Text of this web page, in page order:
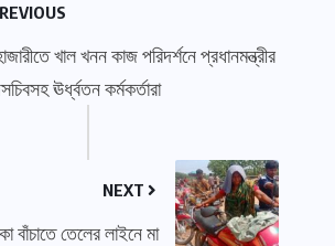
খাল খনন কাজ পরিদর্শনে প্রধানমন্ত্রীর
ঊর্ধ্বতন কর্মকর্তারা
NEXT
বাঁচাতে তেলের লাইনে মা